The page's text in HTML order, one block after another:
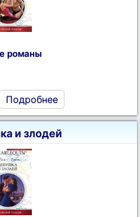
романы
Подробнее
и злодей